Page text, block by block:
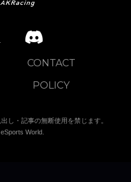
CONTACT
POLICY
し・記事の無断使用を禁じます。
World.